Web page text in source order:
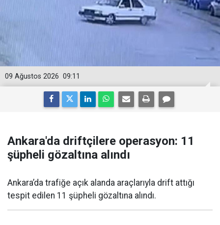
09:11
09 Ağustos 2026
Ankara'da driftçilere operasyon: 11
şüpheli gözaltına alındı
Ankara’da trafiğe açık alanda araçlarıyla drift attığı
tespit edilen 11 şüpheli gözaltına alındı.